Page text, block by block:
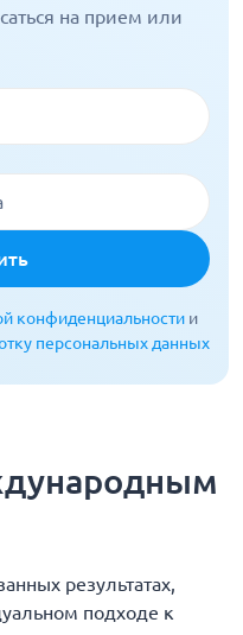
на прием или
конфиденциальности и
персональных данных
результатах,
подходе к